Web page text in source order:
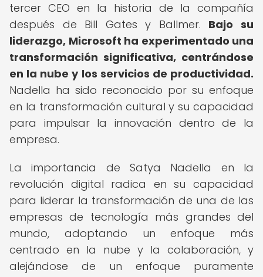
tercer CEO en la historia de la compañía
después de Bill Gates y Ballmer. Bajo su
liderazgo, Microsoft ha experimentado una
transformación significativa, centrándose
en la nube y los servicios de productividad.
Nadella ha sido reconocido por su enfoque
en la transformación cultural y su capacidad
para impulsar la innovación dentro de la
empresa.
La importancia de Satya Nadella en la
revolución digital radica en su capacidad
para liderar la transformación de una de las
empresas de tecnología más grandes del
mundo, adoptando un enfoque más
centrado en la nube y la colaboración, y
alejándose de un enfoque puramente